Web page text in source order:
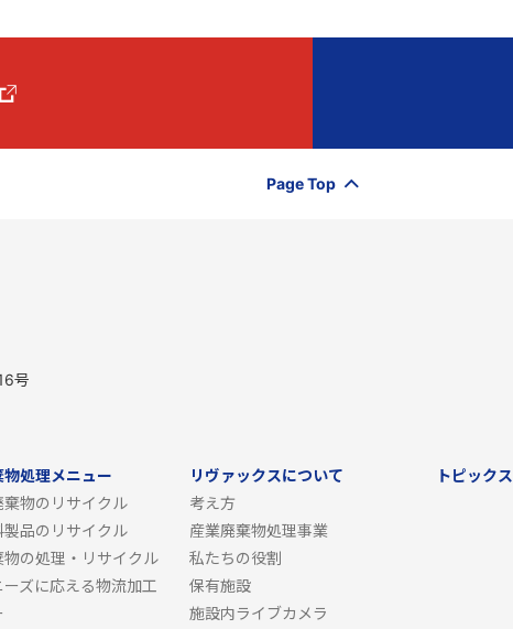
Page Top
号
物処理メニュー
棄物のリサイクル
製品のリサイクル
物の処理・リサイクル
ーズに応える物流加工
リヴァックスについて
考え方
産業廃棄物処理事業
私たちの役割
保有施設
施設内ライブカメラ
トピックス